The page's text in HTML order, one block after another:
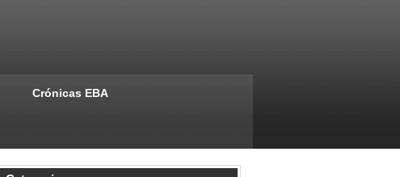
Crónicas EBA